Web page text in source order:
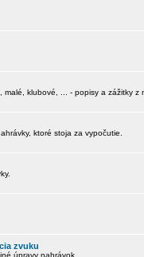
klubové, ... - popisy a zážitky z
ktoré stoja za vypočutie.
zvuku
úpravy nahrávok